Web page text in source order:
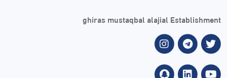
ghiras mustaqbal alajial Establishment